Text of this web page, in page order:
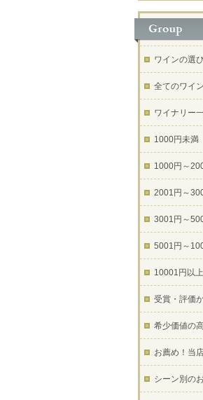
ワインの選
全てのワイン
ワイナリー
1000円未満
1000円～
2001円～
3001円～
5001円～
10001円以上
受賞・評価
希少価値の
お薦め！当
シーン別の